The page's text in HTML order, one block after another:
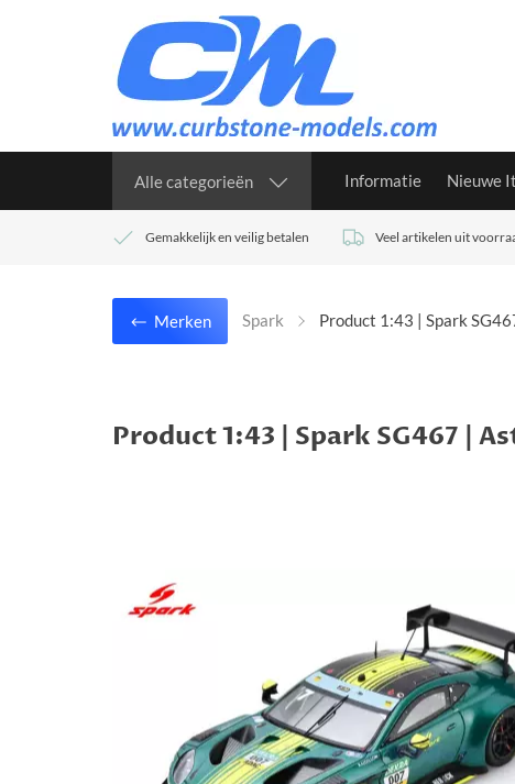
Alle categorieën Informatie Nieuwe
Gemakkelijk en veilig betalen Veel artikelen uit
Merken Spark Product 1:43 | Spark
Product 1:43 | Spark SG467 |